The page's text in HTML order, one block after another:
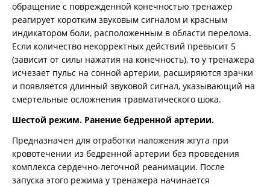
обращение с поврежденной конечностью тренажер
реагирует коротким звуковым сигналом и красным
индикатором боли, расположенным в области перелома.
Если количество некорректных действий превысит 5
(зависит от силы нажатия на конечность), то у тренажера
исчезает пульс на сонной артерии, расширяются зрачки
и появляется длинный звуковой сигнал, указывающий на
смертельные осложнения травматического шока.
Шестой режим. Ранение бедренной артерии.
Предназначен для отработки наложения жгута при
кровотечении из бедренной артерии без проведения
комплекса сердечно-легочной реанимации. После
запуска этого режима у тренажера начинается